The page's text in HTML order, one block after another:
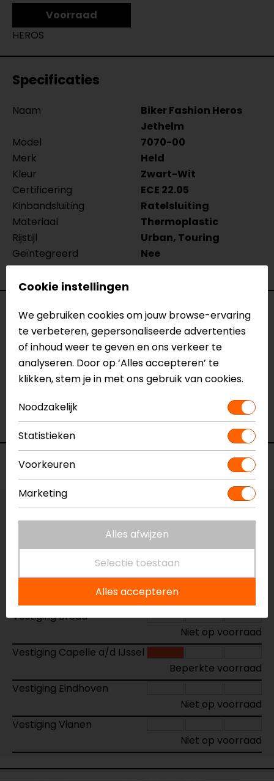
Voorraad
HEROS
Specificaties
Naam
Biker Fashion Heros
Jethelm
Model
7070-00
Merk
Held
Kleur
Zwart-Wit
Certificering
ECE 22.05
Kinbandsluiting
Ratelsluiting
Materiaal
Thermoplastic
Rijstijl
Urban, Touring
Geïntegreerd
zonnevizier
Nee
Reviews (1)
01-12-2025
- Van Den Weghe
Voorraad
Maat:XS
Vestiging Apeldoorn
Vestiging Breda
Niet op voorraad
Vestiging Capelle a/d IJssel
Beperkte voorraad
Vestiging Eindhoven
Niet op voorraad
Vestiging Vianen
Niet op voorraad
Cookie instellingen
We gebruiken cookies om jouw browse-ervaring
te verbeteren, gepersonaliseerde advertenties
of inhoud weer te geven en ons verkeer te
analyseren. Door op ‘Alles accepteren’ te
klikken, stem je in met ons gebruik van cookies.
Noodzakelijk
Statistieken
Voorkeuren
Marketing
Alles afwijzen
Selectie toestaan
Alles accepteren